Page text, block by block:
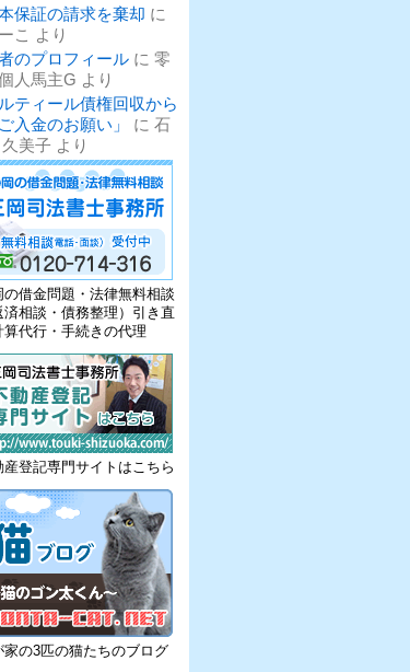
保証の請求を棄却 に
こ より
のプロフィール に 零
人馬主G より
ティール債権回収から
ご入金のお願い」
に 石
美子 より
の借金問題・法律無料相談
済相談・債務整理）引き直
算代行・手続きの代理
産登記専門サイトはこちら
家の3匹の猫たちのブログ